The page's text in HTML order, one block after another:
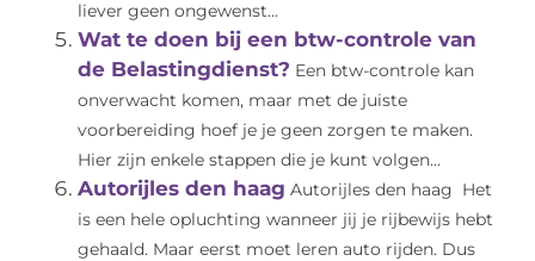
liever geen ongewenst...
Wat te doen bij een btw-controle van
de Belastingdienst? Een btw-controle kan
onverwacht komen, maar met de juiste
voorbereiding hoef je je geen zorgen te maken.
Hier zijn enkele stappen die je kunt volgen...
Autorijles den haag Autorijles den haag Het
is een hele opluchting wanneer jij je rijbewijs hebt
gehaald. Maar eerst moet leren auto rijden. Dus